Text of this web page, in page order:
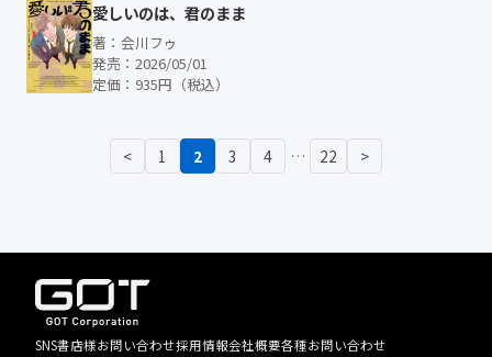
愛しいのは、君のまま
著：会川フゥ
発売：2026/05/01
定価：935円（税込）
< 1 2 3 4 … 22 >
SNS書店様お問い合わせ採用情報会社概要各種お問い合わせ